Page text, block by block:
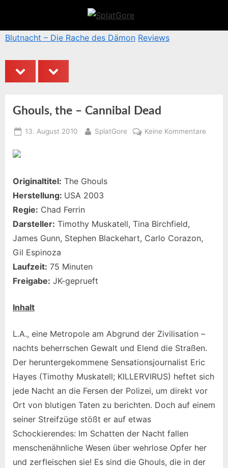
content
p
o
e
Blutnacht – Die Rache des Dämon Reviews
prev next
Ghouls, the – Cannibal Dead
Posted
13. August 2010 By
SplatGore Keine Kommentarezu
Originaltitel: The Ghouls
Herstellung: USA 2003
Regie: Chad Ferrin
Darsteller: Timothy Muskatell, Tina Birchfield,
James Gunn, Stephen Blackehart, Carlo Corazon,
Gil Espinoza
Laufzeit: 75 Minuten
Freigabe: JK-geprueft
Inhalt
L.A., eine Metropole am Abgrund der Zivilisation –
nachts beherrschen Gewalt und Elend die Straßen.
Der heruntergekommene Sensationsjournalist Eric
Hayes (Timothy Muskatell; KILLERVIRUS) heftet sich
jede Nacht an die Fersen der Polizei, um direkt vor
Ort von blutigen Taten zu berichten. Doch auf einem
seiner Streifzüge stößt er auf etwas
Schockierendes: Im Schatten der Nacht fallen
menschenähnliche Wesen über wehrlose Opfer her
und zerfleischen sie! Es sind die Ghouls, die in der